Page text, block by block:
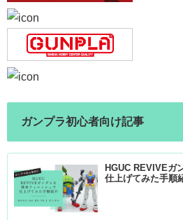
ガンプラ初心者向け記事
HGUC REVIVEガ
仕上げてみた手順